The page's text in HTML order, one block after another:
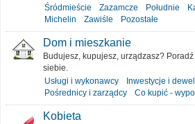
Śródmieście
Zazamcze Południe
Michelin
Zawiśle Pozostałe
Dom i mieszkanie
Budujesz, kupujesz, urządzasz?
siebie.
Usługi i wykonawcy
Inwestycje i
Pośrednicy i zarządcy
Co kupić -
Kobieta